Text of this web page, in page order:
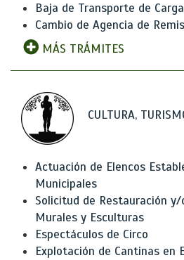
Baja de Transporte de Carga
Cambio de Agencia de
MÁS TRÁMITES
CULTURA,
Actuación de Elencos
Municipales
Solicitud de Restauración y/
Murales y Esculturas
Espectáculos de Circo
Explotación de Cantinas en